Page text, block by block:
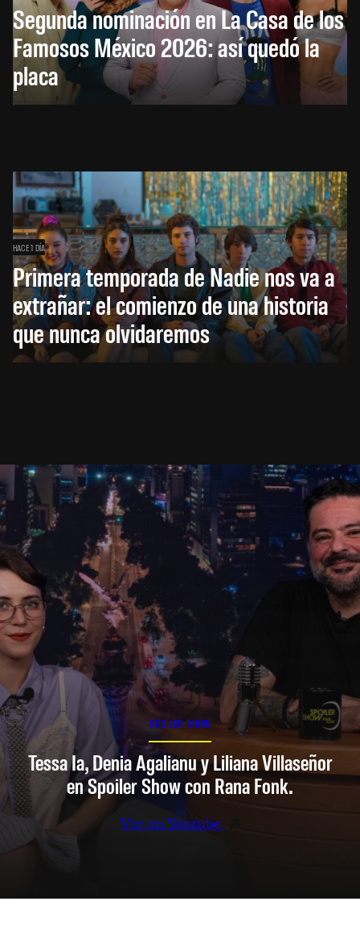
Segunda nominación en La Casa de los
Famosos México 2026: así quedó la
placa
HACE 1 DÍA
Primera temporada de Nadie nos va a
extrañar: el comienzo de una historia
que nunca olvidaremos
SPOILER SHOW
Tessa Ia, Denia Agalianu y Liliana Villaseñor
en Spoiler Show con Rana Fonk.
Ver en Youtube